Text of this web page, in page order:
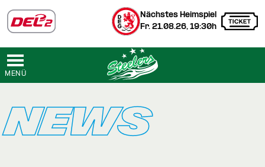
Nächstes Heimspiel
Fr. 21.08.26, 19:30h
MENÜ
NEWS